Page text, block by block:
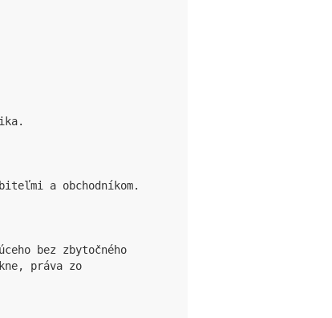
a obchodníkom.
bez zbytočného
práva zo